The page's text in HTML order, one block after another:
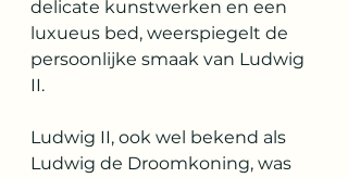
delicate kunstwerken en een
luxueus bed, weerspiegelt de
persoonlijke smaak van Ludwig
II.
Ludwig II, ook wel bekend als
Ludwig de Droomkoning, was